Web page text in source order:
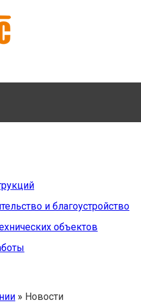
и благоустройство
объектов
» Новости